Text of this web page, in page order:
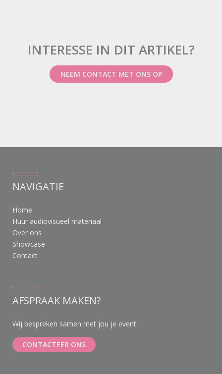
INTERESSE IN DIT ARTIKEL?
NEEM CONTACT MET ONS OP
NAVIGATIE
Home
Huur audiovisueel materiaal
Over ons
Showcase
Contact
AFSPRAAK MAKEN?
Wij bespreken samen met jou je event
CONTACTEER ONS